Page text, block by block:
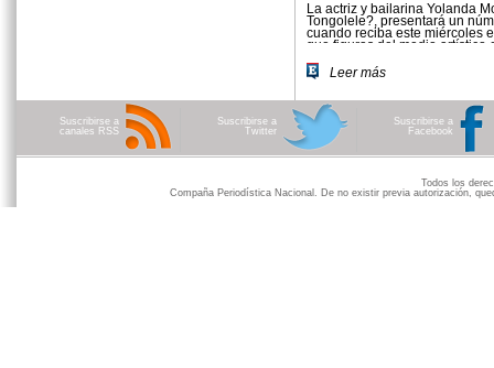
La actriz y bailarina Yolanda
Tongolele?, presentará un
cuando reciba este miércoles
que figuras del medio artístico
Leer más
Suscribirse a
canales RSS
Suscribirse a
Twitter
Suscribirse a
Facebook
Todos los
Compaña Periodística Nacional. De no existir previa autorización,